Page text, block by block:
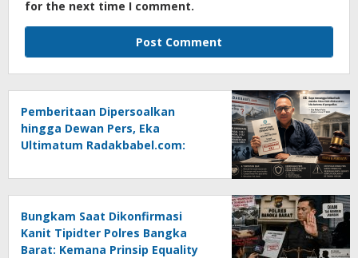
for the next time I comment.
Pemberitaan Dipersoalkan
hingga Dewan Pers, Eka
Ultimatum Radakbabel.com:
Tempuh Jalur Hukum
Bungkam Saat Dikonfirmasi
Kanit Tipidter Polres Bangka
Barat: Kemana Prinsip Equality